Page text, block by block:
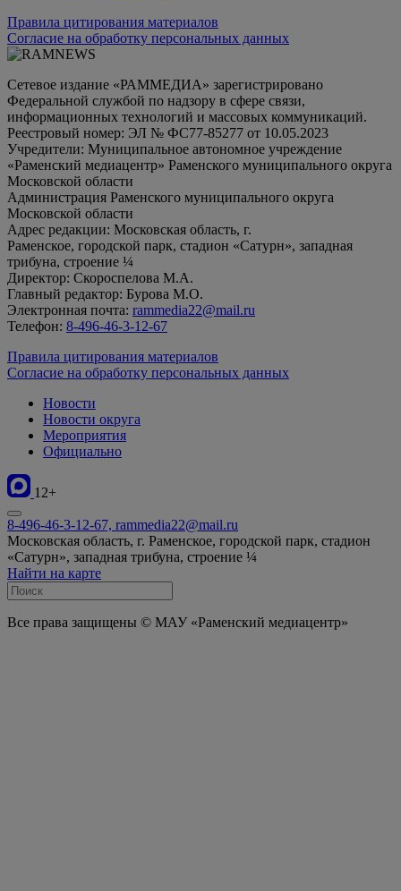
Правила цитирования материалов
Согласие на обработку персональных данных
Сетевое издание «РАММЕДИА» зарегистрировано
Федеральной службой по надзору в сфере связи,
информационных технологий и массовых коммуникаций.
Реестровый номер: ЭЛ № ФС77-85277 от 10.05.2023
Учредители: Муниципальное автономное учреждение
«Раменский медиацентр» Раменского муниципального округа
Московской области
Администрация Раменского муниципального округа
Московской области
Адрес редакции: Московская область, г.
Раменское, городской парк, стадион «Сатурн», западная
трибуна, строение ¼
Директор: Скороспелова М.А.
Главный редактор: Бурова М.О.
Электронная почта: rammedia22@mail.ru
Телефон: 8-496-46-3-12-67
Правила цитирования материалов
Согласие на обработку персональных данных
Новости
Новости округа
Мероприятия
Официально
12+
8-496-46-3-12-67, rammedia22@mail.ru
Московская область, г. Раменское, городской парк, стадион
«Сатурн», западная трибуна, строение ¼
Найти на карте
Все права защищены © МАУ «Раменский медиацентр»